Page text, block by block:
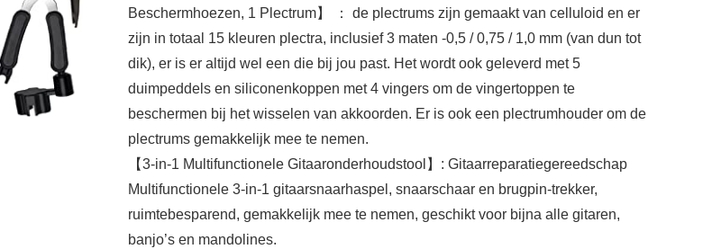
Beschermhoezen, 1 Plectrum】 ： de plectrums zijn gemaakt van celluloid en er
zijn in totaal 15 kleuren plectra, inclusief 3 maten -0,5 / 0,75 / 1,0 mm (van dun tot
dik), er is er altijd wel een die bij jou past. Het wordt ook geleverd met 5
duimpeddels en siliconenkoppen met 4 vingers om de vingertoppen te
beschermen bij het wisselen van akkoorden. Er is ook een plectrumhouder om de
plectrums gemakkelijk mee te nemen.
【3-in-1 Multifunctionele Gitaaronderhoudstool】: Gitaarreparatiegereedschap
Multifunctionele 3-in-1 gitaarsnaarhaspel, snaarschaar en brugpin-trekker,
ruimtebesparend, gemakkelijk mee te nemen, geschikt voor bijna alle gitaren,
banjo’s en mandolines.